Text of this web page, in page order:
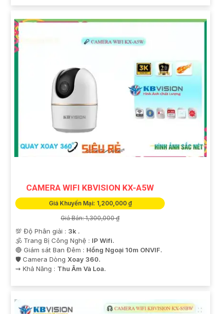
CAMERA WIFI KBVISION KX-A5W
Giá Khuyến Mại: 1,200,000 ₫
Giá Bán: 1,300,000 ₫
💯 Độ Phân giải : 3k .
🕉️ Trang Bị Công Nghệ : IP Wifi.
🔴 Giám sát Ban Đêm : Hồng Ngoại 10m ONVIF.
🛡 Camera Dòng Xoay 360.
️⇝ Khả Năng : Thu Âm Và Loa.